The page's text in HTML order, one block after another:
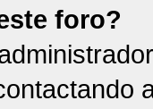
foro?